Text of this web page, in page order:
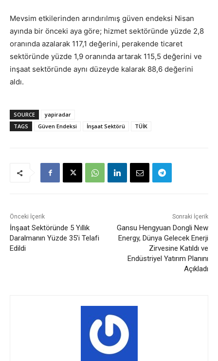
Mevsim etkilerinden arındırılmış güven endeksi Nisan
ayında bir önceki aya göre; hizmet sektöründe yüzde 2,8
oranında azalarak 117,1 değerini, perakende ticaret
sektöründe yüzde 1,9 oranında artarak 115,5 değerini ve
inşaat sektöründe aynı düzeyde kalarak 88,6 değerini
aldı.
SOURCE
yapiradar
TAGS
Güven Endeksi İnşaat Sektörü TÜİK
Önceki İçerik
İnşaat Sektöründe 5 Yıllık
Daralmanın Yüzde 35’i Telafi
Edildi
Sonraki İçerik
Gansu Hengyuan Dongli New
Energy, Dünya Gelecek Enerji
Zirvesine Katıldı ve
Endüstriyel Yatırım Planını
Açıkladı